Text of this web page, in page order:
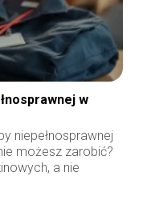
w
niepełnosprawnej
możesz zarobić?
a nie